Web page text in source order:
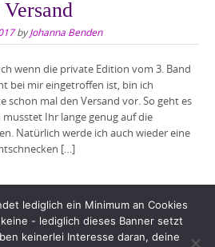
byJohanna Benden
wenn die private Edition vom 3. Band
bei mir eingetroffen ist, bin ich
mal den Versand vor. So geht es
Ihr lange genug auf die
Natürlich werde ich auch wieder eine
[…]
lediglich ein Minimum an Cookies
- lediglich dieses Banner setzt
keinerlei Interesse daran, deine